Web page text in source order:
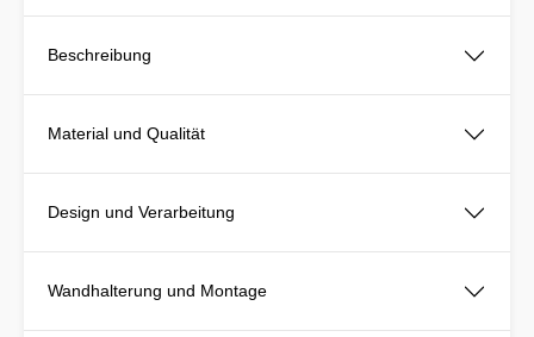
Beschreibung
Material und Qualität
Design und Verarbeitung
Wandhalterung und Montage